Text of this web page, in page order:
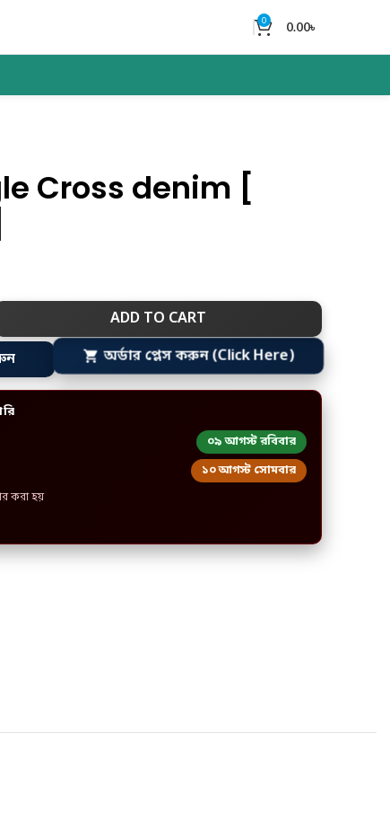
0 0.00৳
Cross denim [
ADD TO CART
অর্ডার প্লেস করুন (Click Here)
০৯ আগস্ট রবিবার
১০ আগস্ট সোমবার
করা হয়